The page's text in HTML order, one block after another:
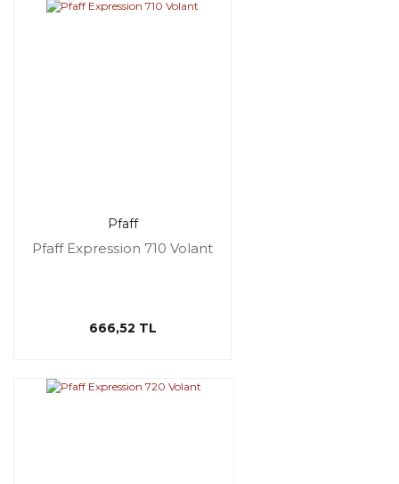
Pfaff
Pfaff Expression 710 Volant
666,52 TL